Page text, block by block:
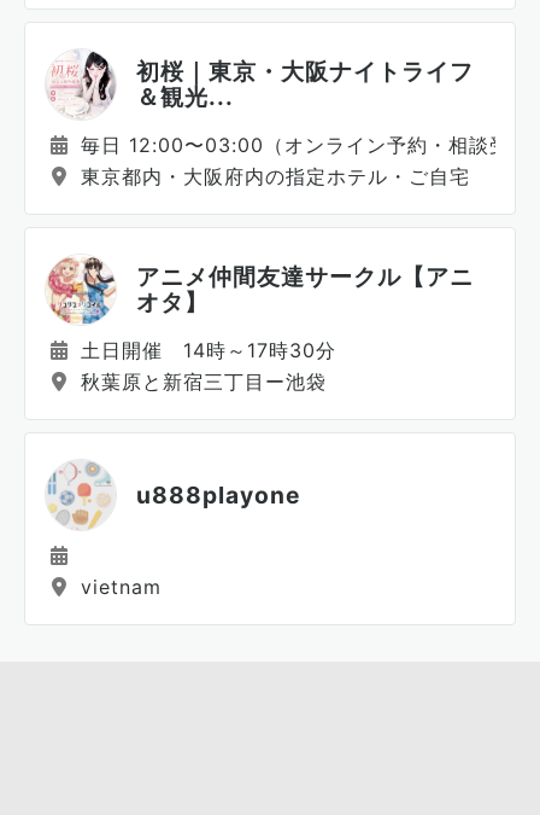
初桜｜東京・大阪ナイトライフ
＆観光...
毎日 12:00〜03:00（オンライン予約・相談受付
東京都内・大阪府内の指定ホテル・ご自宅
アニメ仲間友達サークル【アニ
オタ】
土日開催 14時～17時30分
秋葉原と新宿三丁目ー池袋
u888playone
vietnam